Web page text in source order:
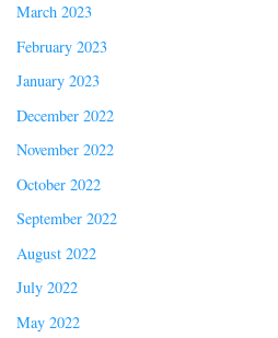
March 2023
February 2023
January 2023
December 2022
November 2022
October 2022
September 2022
August 2022
July 2022
May 2022